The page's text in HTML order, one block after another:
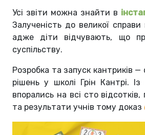
Усі звіти можна знайти в
Залученість до великої
адже діти відчувають, що
суспільству.
Розробка та запуск кантриків
рішень у школі Грін Кантрі.
впорались на всі сто відсотків,
та результати учнів тому доказ